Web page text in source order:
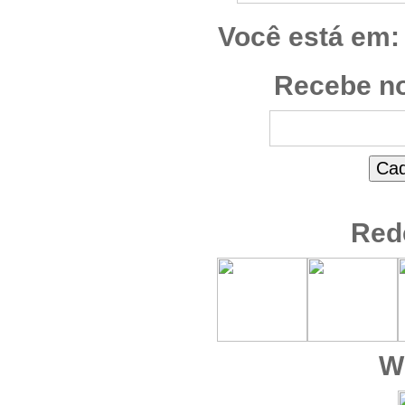
Você está em:
Recebe